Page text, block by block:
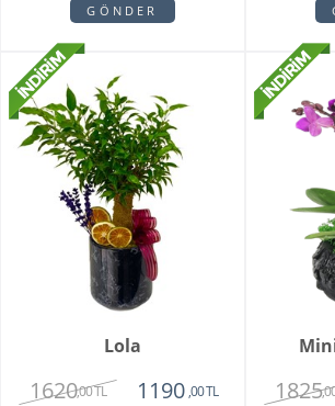
GÖNDER
Lola
1620,00 TL 1190 ,00 TL 1825